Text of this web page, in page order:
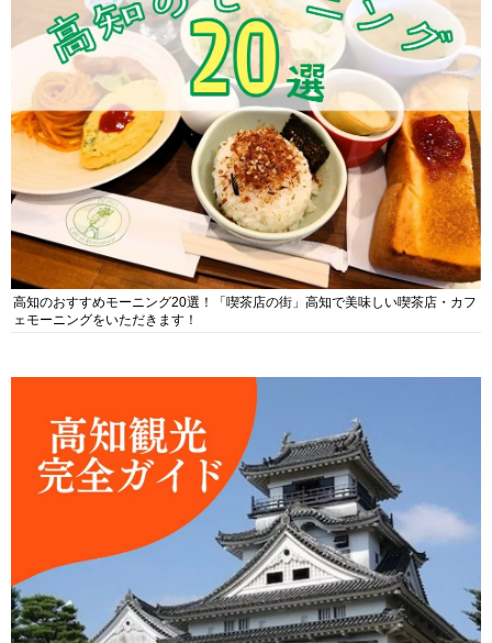
高知のおすすめモーニング20選！「喫茶店の街」高知で美味しい喫茶店・カフ
ェモーニングをいただきます！